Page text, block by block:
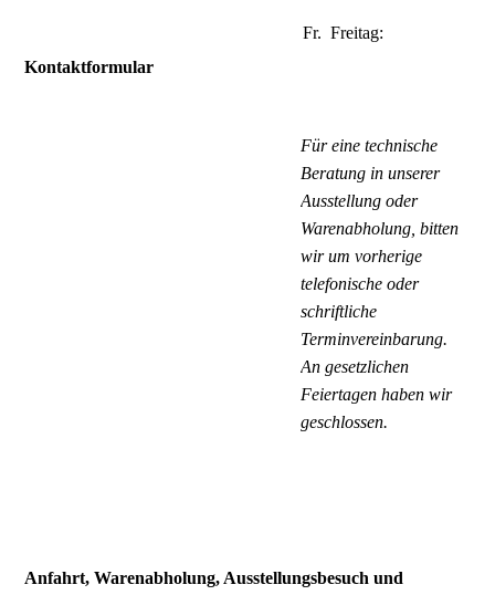
Fr. Freitag:
Für eine technische
Beratung in unserer
Ausstellung oder
Warenabholung, bitten
wir um vorherige
telefonische oder
schriftliche
Terminvereinbarung.
An gesetzlichen
Feiertagen haben wir
geschlossen.
Kontaktformular
Anfahrt, Warenabholung, Ausstellungsbesuch und